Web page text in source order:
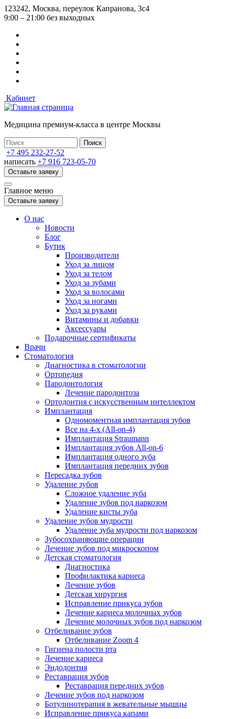
Перейти
к
содержанию
123242, Москва, переулок Капранова, 3с4
9:00 – 21:00 без выходных
Кабинет
Медицина премиум-класса в центре Москвы
+7 495 232-27-52
написать +7 916 723-05-70
Оставьте заявку
Главное меню
Оставьте заявку
О нас
Новости
Блог
Бутик
Производители
Уход за лицом
Уход за телом
Уход за зубами
Уход за волосами
Уход за ногами
Уход за руками
Витамины и добавки
Аксессуары
Подарочные сертификаты
Врачи
Стоматология
Диагностика в стоматологии
Ортопедия
Пародонтология
Лечение пародонтоза
Ортодонтия с искусственным интеллектом
Имплантация
Одномоментная имплантация зубов
Все на 4-х (All-on-4)
Имплантация Straumann
Имплантация зубов All-on-6
Имплантация одного зуба
Имплантация передних зубов
Пересадка зубов
Удаление зубов
Сложное удаление зуба
Удаление зубов под наркозом
Удаление кисты зуба
Удаление зубов мудрости
Удаление зуба мудрости под наркозом
Зубосохраняющие операции
Лечение зубов под микроскопом
Детская стоматология
Диагностика
Профилактика кариеса
Лечение зубов
Детская хирургия
Исправление прикуса зубов
Лечение кариеса молочных зубов
Лечение молочных зубов под наркозом
Отбеливание зубов
Отбеливание Zoom 4
Гигиена полости рта
Лечение кариеса
Эндодонтия
Реставрация зубов
Реставрация передних зубов
Лечение зубов под наркозом
Ботулинотерапия в жевательные мышцы
Исправление прикуса капами